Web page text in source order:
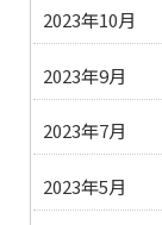
2023年10月
2023年9月
2023年7月
2023年5月